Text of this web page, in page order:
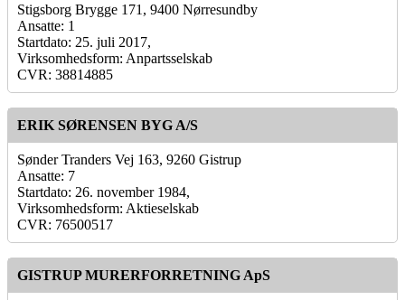
Stigsborg Brygge 171, 9400 Nørresundby
Ansatte: 1
Startdato: 25. juli 2017,
Virksomhedsform: Anpartsselskab
CVR: 38814885
ERIK SØRENSEN BYG A/S
Sønder Tranders Vej 163, 9260 Gistrup
Ansatte: 7
Startdato: 26. november 1984,
Virksomhedsform: Aktieselskab
CVR: 76500517
GISTRUP MURERFORRETNING ApS